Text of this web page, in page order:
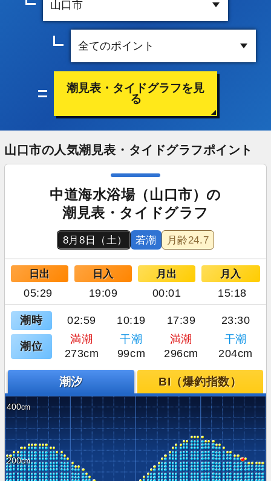
潮見表・タイドグラフを見
る
山口市の人気潮見表・タイドグラフポイント
中道海水浴場（山口市）の
潮見表・タイドグラフ
8月8日（土） 若潮 月齢24.7
日出 日入 月出 月入
05:29 19:09 00:01 15:18
潮時 02:59 10:19 17:39 23:30
潮位
満潮 干潮 満潮
干潮
273cm
99cm 296cm 204cm
潮汐 BI（爆釣指数）
400
200